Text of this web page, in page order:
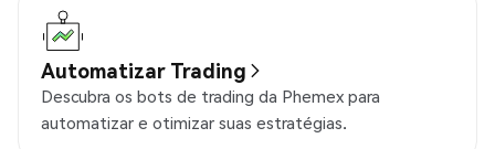
Automatizar Trading
Descubra os bots de trading da Phemex para
automatizar e otimizar suas estratégias.